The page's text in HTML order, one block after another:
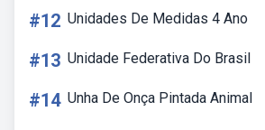
#12 Unidades De Medidas 4 Ano
#13 Unidade Federativa Do Brasil
#14 Unha De Onça Pintada Animal